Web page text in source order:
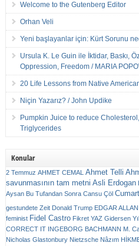
Welcome to the Gutenberg Editor
Orhan Veli
Yeni başlayanlar için: Kürt Sorunu
Ursula K. Le Guin ile İktidar, Baskı,
Oppression, Freedom / MARIA
20 Life Lessons from Native
Niçin Yazarız? / John Updike
Pumpkin Juice to reduce
Triglycerides
Konular
2 Temmuz AHMET CEMAL Ahmet Telli
savunmasının tam metni Asli Erdogan
Aysan Bu Tufandan Sonra Cansu Çöl
gestundete Zeit Donald Trump EDGAR
feminist Fidel Castro Fikret YAZ Gidersen
CORRECT IT INGEBORG BACHMANN M.
Nicholas Glastonbury Nietzsche Nâzım